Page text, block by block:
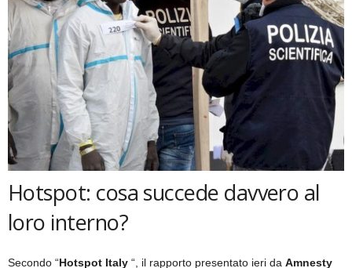
Hotspot: cosa succede davvero al
loro interno?
Secondo “Hotspot Italy “, il rapporto presentato ieri da Amnesty